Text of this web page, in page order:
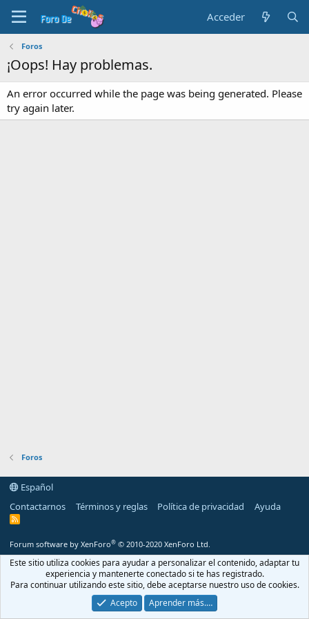
Acceder
Foros
¡Oops! Hay problemas.
An error occurred while the page was being generated. Please
try again later.
Foros
Español
Contactarnos
Términos y reglas Política de privacidad Ayuda
R
Forum software by XenForo® © 2010-2020 XenForo Ltd.
Este sitio utiliza cookies para ayudar a personalizar el contenido, adaptar tu
experiencia y mantenerte conectado si te has registrado.
Para continuar utilizando este sitio, debe aceptarse nuestro uso de cookies.
Acepto
Aprender más.…